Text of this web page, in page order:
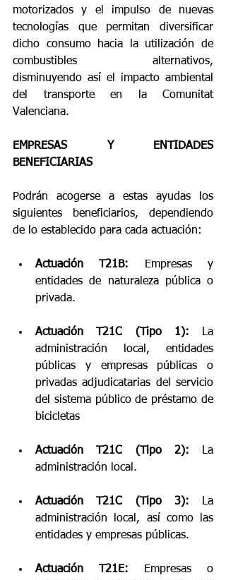
motorizados y el impulso de nuevas
tecnologías que permitan diversificar
dicho consumo hacia la utilización de
combustibles alternativos,
disminuyendo así el impacto ambiental
del transporte en la Comunitat
Valenciana.
EMPRESAS Y ENTIDADES
BENEFICIARIAS
Podrán acogerse a estas ayudas los
siguientes beneficiarios, dependiendo
de lo establecido para cada actuación:
Actuación T21B: Empresas y
entidades de naturaleza pública o
privada.
Actuación T21C (Tipo 1): La
administración local, entidades
públicas y empresas públicas o
privadas adjudicatarias del servicio
del sistema público de préstamo de
bicicletas
Actuación T21C (Tipo 2):
La
administración local.
Actuación T21C (Tipo 3): La
administración local, así como las
entidades y empresas públicas.
Actuación T21E:
Empresas o